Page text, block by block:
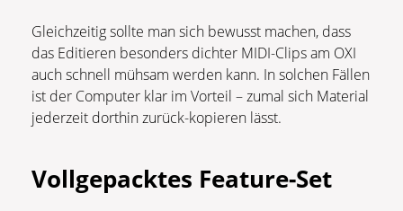
Gleichzeitig sollte man sich bewusst machen, dass
das Editieren besonders dichter MIDI-Clips am OXI
auch schnell mühsam werden kann. In solchen Fällen
ist der Computer klar im Vorteil – zumal sich Material
jederzeit dorthin zurück-kopieren lässt.
Vollgepacktes Feature-Set